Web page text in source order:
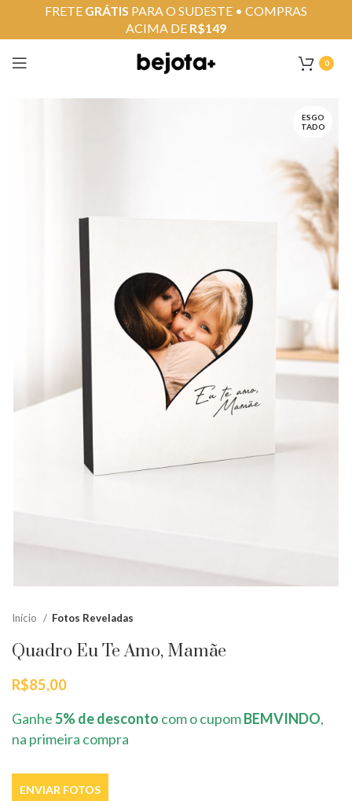
0
ESGO
TADO
Início Fotos Reveladas
Quadro Eu Te Amo, Mamãe
R$85,00
Ganhe5% de desconto com o cupomBEMVINDO,
na primeira compra
ENVIAR FOTOS
FRETE GRÁTIS PARA O SUDESTE • COMPRAS
ACIMA DE R$149